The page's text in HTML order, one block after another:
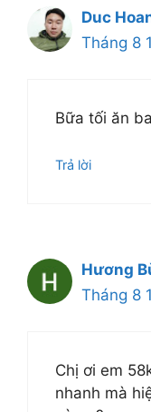
Duc
Tháng 8
Bữa tối ăn
Trả lời
Hương
Tháng 8
Chị ơi em
nhanh mà